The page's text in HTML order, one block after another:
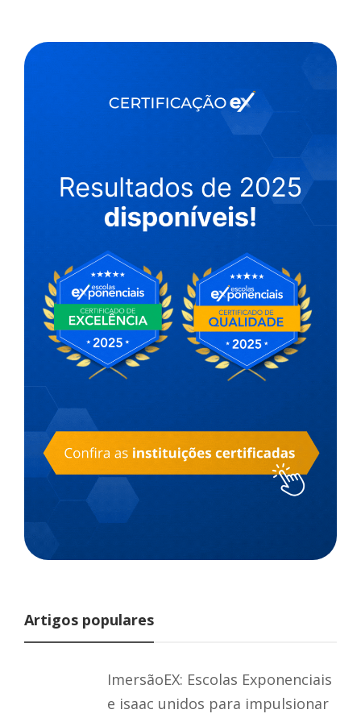
Artigos populares
ImersãoEX: Escolas Exponenciais
e isaac unidos para impulsionar